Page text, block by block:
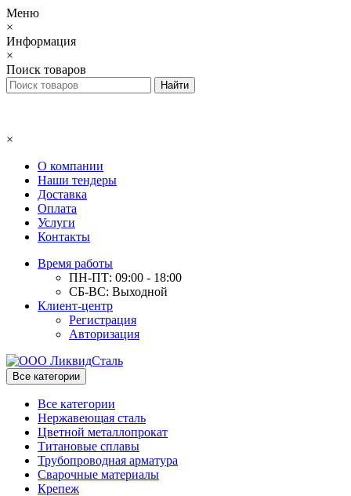
Меню
×
Информация
×
Поиск товаров
×
О компании
Наши тендеры
Доставка
Оплата
Услуги
Контакты
Время работы
ПН-ПТ: 09:00 - 18:00
СБ-ВС: Выходной
Клиент-центр
Регистрация
Авторизация
Все категории
Все категории
Нержавеющая сталь
Цветной металлопрокат
Титановые сплавы
Трубопроводная арматура
Сварочные материалы
Крепеж